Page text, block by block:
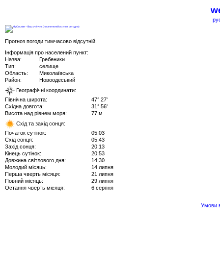
Прогноз погоди тимчасово відсутній.
Інформація про населений пункт:
Назва:
Гребеники
Тип:
селище
Область:
Миколаївська
Район:
Новоодеський
Географічні координати:
Північна широта:
47° 27'
Східна довгота:
31° 56'
Висота над рівнем моря:
77 м
Схід та захід сонця:
Початок сутінок:
05:03
Схід сонця:
05:43
Захід сонця:
20:13
Кінець сутінок:
20:53
Довжина світлового дня:
14:30
Молодий місяць:
14 липня
Перша чверть місяця:
21 липня
Повний місяць:
29 липня
Остання чверть місяця:
6 серпня
Умови